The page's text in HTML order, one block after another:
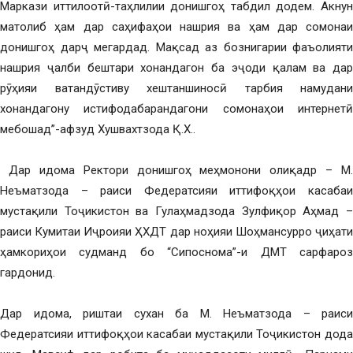
Маркази иттилоотӣ-таҳлилии донишгоҳ табдил додем. Акнун
матолиб ҳам дар саҳифаҳои нашрия ва ҳам дар сомонаи
донишгоҳ дарҷ мегардад. Мақсад аз бознигарии фаъолияти
нашрия ҷалби бештари хонандагон ба эҷоди қалам ва дар
рӯҳияи ватандӯстиву хештаншиносӣ тарбия намудани
хонандагону истифодабарандагони сомонаҳои интернетӣ
мебошад”-афзуд Хушвахтзода Қ.Х..
Дар идома Ректори донишгоҳ меҳмонони олиқадр – М.
Неъматзода – раиси Федератсияи иттифоқҳои касабаи
мустақили Тоҷикистон ва Гулаҳмадзода Зулфиқор Аҳмад –
раиси Кумитаи Иҷроияи ҲХДТ дар ноҳияи Шоҳмансурро ҷиҳати
ҳамкориҳои судманд бо “Сипоснома”-и ДМТ сарфароз
гардонид.
Дар идома, риштаи сухан ба М. Неъматзода – раиси
Федератсияи иттифоқҳои касабаи мустақили Тоҷикистон дода